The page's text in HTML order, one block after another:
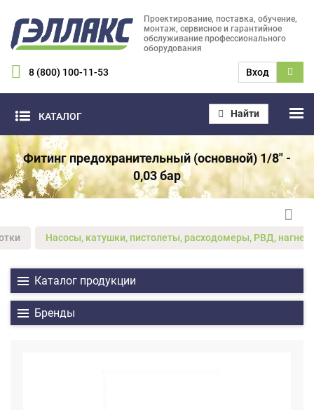
Проектирование, поставка, обучение,
монтаж, сервисное и гарантийное
обслуживание профессионального
оборудования
8 (800) 100-11-53 Вход
КАТАЛОГ Найти
Фитинг предохранительный (основной) 1/8" -
0,03 бар
Насосы, катушки, пистолеты, расходомеры, РВД,
Каталог продукции
Бренды